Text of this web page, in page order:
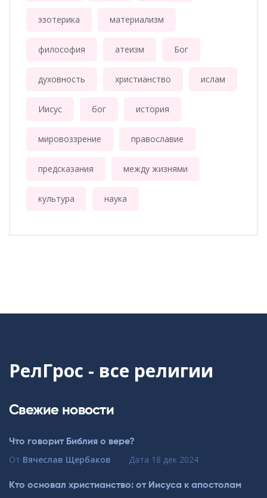
эзотерика материализм
философия атеизм Бог
духовность христианство ислам
Иисус бог история
мировоззрение православие
предсказания между жизнями
культура наука
РелГрос - все религии
Свежие новости
Что говорит Библия о вере?
От Вячеслав Щербаков Дата 18 дек 2024
Кто основал христианство: от Иисуса к апостолам